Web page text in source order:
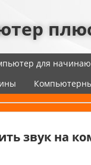
для
звук на